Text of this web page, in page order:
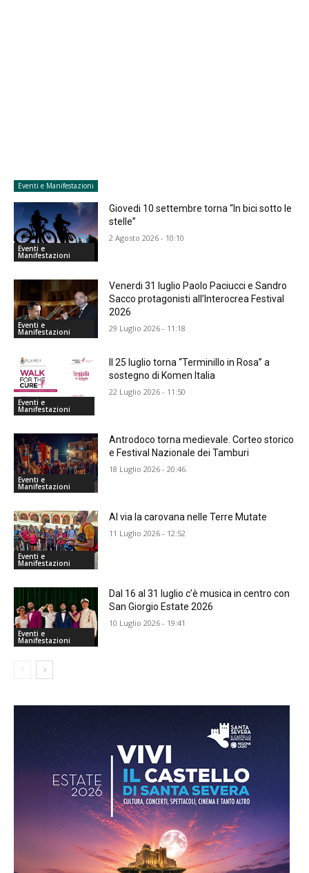
Eventi e Manifestazioni
Eventi e
Manifestazioni
Giovedi 10 settembre torna “In bici sotto le
stelle”
2 Agosto 2026 - 10:10
Eventi e
Manifestazioni
Venerdi 31 luglio Paolo Paciucci e Sandro
Sacco protagonisti all’Interocrea Festival
2026
29 Luglio 2026 - 11:18
Eventi e
Manifestazioni
Il 25 luglio torna “Terminillo in Rosa” a
sostegno di Komen Italia
22 Luglio 2026 - 11:50
Eventi e
Manifestazioni
Antrodoco torna medievale. Corteo storico
e Festival Nazionale dei Tamburi
18 Luglio 2026 - 20:46
Eventi e
Manifestazioni
Al via la carovana nelle Terre Mutate
11 Luglio 2026 - 12:52
Eventi e
Manifestazioni
Dal 16 al 31 luglio c’è musica in centro con
San Giorgio Estate 2026
10 Luglio 2026 - 19:41